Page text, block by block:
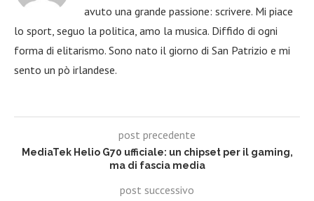
avuto una grande passione: scrivere. Mi piace
lo sport, seguo la politica, amo la musica. Diffido di ogni
forma di elitarismo. Sono nato il giorno di San Patrizio e mi
sento un pò irlandese.
post precedente
MediaTek Helio G70 ufficiale: un chipset per il gaming,
ma di fascia media
post successivo